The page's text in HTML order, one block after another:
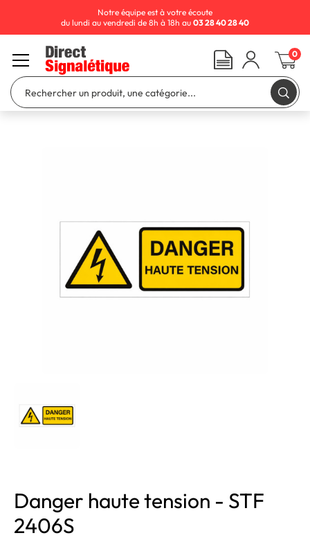
Danger haute tension - STF
2406S
Notre équipe est à votre écoute
du lundi au vendredi de 8h à 18h au 03 28 40 28 40
0